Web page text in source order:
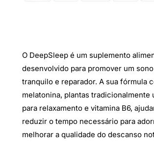
O DeepSleep é um suplemento
desenvolvido para promover um
tranquilo e reparador. A sua fórmula
melatonina, plantas tradicionalmente
para relaxamento e vitamina B6,
reduzir o tempo necessário para
melhorar a qualidade do descanso